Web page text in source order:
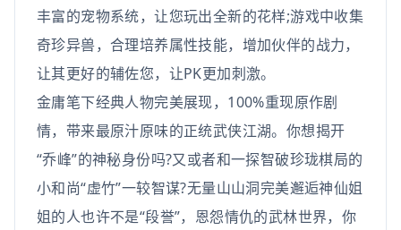
丰富的宠物系统，让您玩出全新的花样;游戏中收集
奇珍异兽，合理培养属性技能，增加伙伴的战力，
让其更好的辅佐您，让PK更加刺激。
金庸笔下经典人物完美展现，100%重现原作剧
情，带来最原汁原味的正统武侠江湖。你想揭开
“乔峰”的神秘身份吗?又或者和一探智破珍珑棋局的
小和尚“虚竹”一较智谋?无量山山洞完美邂逅神仙姐
姐的人也许不是“段誉”，恩怨情仇的武林世界，你